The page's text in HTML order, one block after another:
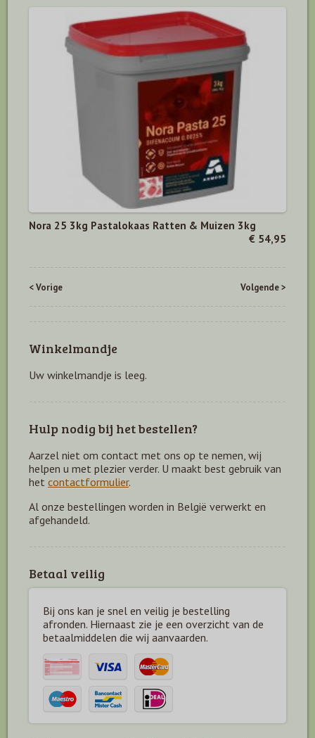
Nora 25 3kg Pastalokaas Ratten & Muizen 3kg
€ 54,95
< Vorige Volgende >
Winkelmandje
Uw winkelmandje is leeg.
Hulp nodig bij het bestellen?
Aarzel niet om contact met ons op te nemen, wij
helpen u met plezier verder. U maakt best gebruik van
het contactformulier.
Al onze bestellingen worden in België verwerkt en
afgehandeld.
Betaal veilig
Bij ons kan je snel en veilig je bestelling
afronden. Hiernaast zie je een overzicht van de
betaalmiddelen die wij aanvaarden.